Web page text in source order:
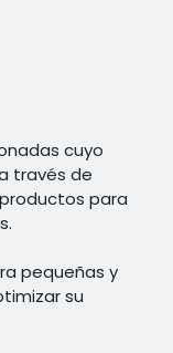
cuyo
través de
para
pequeñas y
su